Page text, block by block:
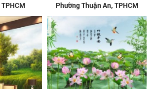
Phường Thuận An, TPHCM